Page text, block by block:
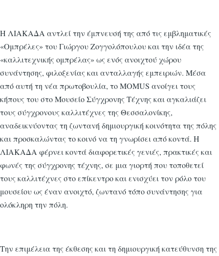
Η ΛΙΑΚΑΔΑ αντλεί την έμπνευσή της από τις εμβληματικές
«Ομπρέλες» του Γιώργου Ζογγολόπουλου και την ιδέα της
«καλλιτεχνικής ομπρέλας» ως ενός ανοιχτού χώρου
συνάντησης, φιλοξενίας και ανταλλαγής εμπειριών. Μέσα
από αυτή τη νέα πρωτοβουλία, το MOMUS ανοίγει τους
κήπους του στο Μουσείο Σύγχρονης Τέχνης και αγκαλιάζει
τους σύγχρονους καλλιτέχνες της Θεσσαλονίκης,
αναδεικνύοντας τη ζωντανή δημιουργική κοινότητα της πόλης
και προσκαλώντας το κοινό να τη γνωρίσει από κοντά. Η
ΛΙΑΚΑΔΑ φέρνει κοντά διαφορετικές γενιές, πρακτικές και
φωνές της σύγχρονης τέχνης, σε μια γιορτή που τοποθετεί
τους καλλιτέχνες στο επίκεντρο και ενισχύει τον ρόλο του
μουσείου ως έναν ανοιχτό, ζωντανό τόπο συνάντησης για
ολόκληρη την πόλη.
Την επιμέλεια της έκθεσης και τη δημιουργική κατεύθυνση της